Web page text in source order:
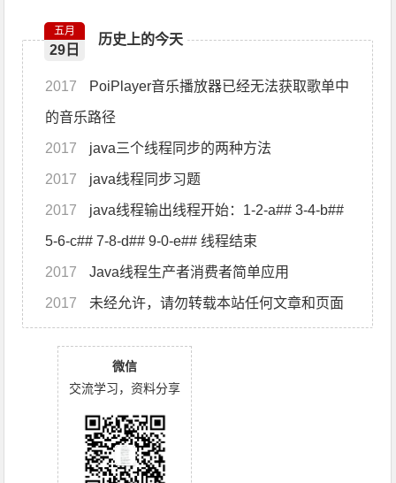
历史上的今天
五月
29日
2017
的音乐路径
2017 java三个线程同步的两种方法
2017 java线程同步习题
2017
5-6-c## 7-8-d## 9-0-e## 线程结束
2017 Java线程生产者消费者简单应用
2017 未经允许，请勿转载本站任何文章和页面
微信
交流学习，资料分享